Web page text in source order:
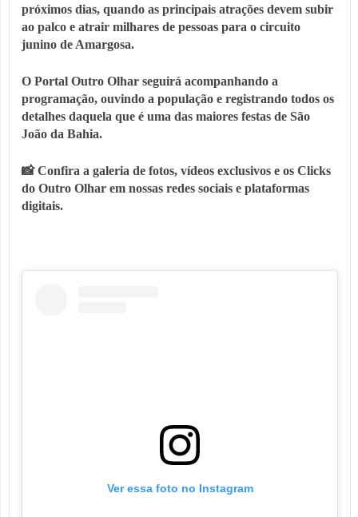
próximos dias, quando as principais atrações devem subir
ao palco e atrair milhares de pessoas para o circuito
junino de Amargosa.
O Portal Outro Olhar seguirá acompanhando a
programação, ouvindo a população e registrando todos os
detalhes daquela que é uma das maiores festas de São
João da Bahia.
📸Confira a galeria de fotos, vídeos exclusivos e os Clicks
do Outro Olhar em nossas redes sociais e plataformas
digitais.
Ver essa foto no Instagram